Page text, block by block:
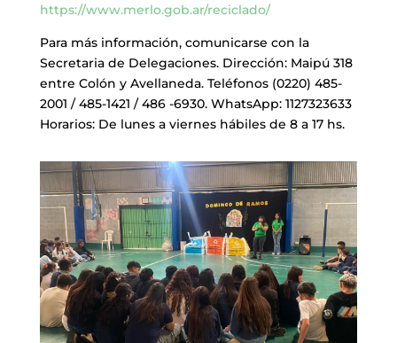
https://www.merlo.gob.ar/reciclado/
Para más información, comunicarse con la
Secretaria de Delegaciones. Dirección: Maipú 318
entre Colón y Avellaneda. Teléfonos (0220) 485-
2001 / 485-1421 / 486 -6930. WhatsApp: 1127323633
Horarios: De lunes a viernes hábiles de 8 a 17 hs.